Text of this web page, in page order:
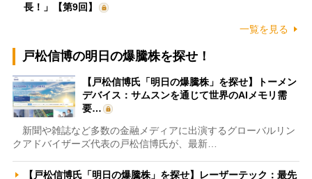
長！」【第9回】
一覧を見る
戸松信博の明日の爆騰株を探せ！
【戸松信博氏「明日の爆騰株」を探せ】トーメン
デバイス：サムスンを通じて世界のAIメモリ需
要…
新聞や雑誌など多数の金融メディアに出演するグローバルリン
クアドバイザーズ代表の戸松信博氏が、最新…
【戸松信博氏「明日の爆騰株」を探せ】レーザーテック：最先